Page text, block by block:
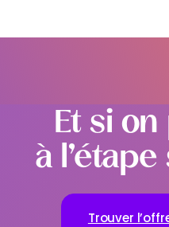
Et si
à
Trouver